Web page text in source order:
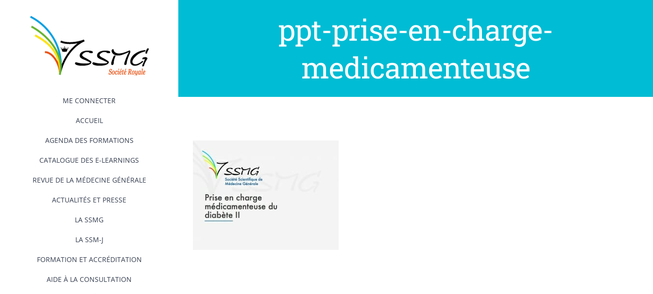
ME CONNECTER
ACCUEIL
AGENDA DES FORMATIONS
CATALOGUE DES E-LEARNINGS
REVUE DE LA MÉDECINE GÉNÉRALE
ACTUALITÉS ET PRESSE
LA SSMG
LA SSM-J
FORMATION ET ACCRÉDITATION
AIDE À LA CONSULTATION
ppt-prise-en-charge-
medicamenteuse